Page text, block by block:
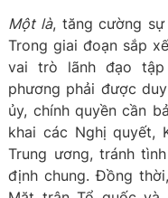
Một là, tăng cường
Trong giai đoạn sắp
vai trò lãnh đạo
phương phải được
ủy, chính quyền cần
khai các Nghị quyết,
Trung ương, tránh
định chung. Đồng